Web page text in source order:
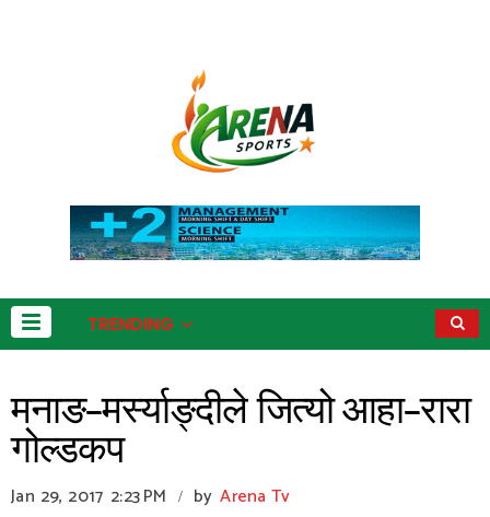
TRENDING
मनाङ–मर्स्याङ्दीले जित्यो आहा–रारा
गोल्डकप
Jan 29, 2017 2:23 PM / by Arena Tv